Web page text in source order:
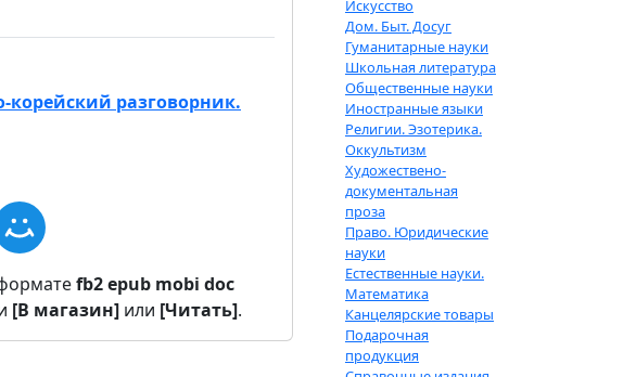
корейский разговорник.
fb2epub mobi doc
[В магазин] или [Читать].
Искусство
Дом. Быт. Досуг
Гуманитарные науки
Школьная литература
Общественные науки
Иностранные языки
Религии. Эзотерика.
Оккультизм
Художествено-
документальная
проза
Право. Юридические
науки
Естественные науки.
Математика
Канцелярские товары
Подарочная
продукция